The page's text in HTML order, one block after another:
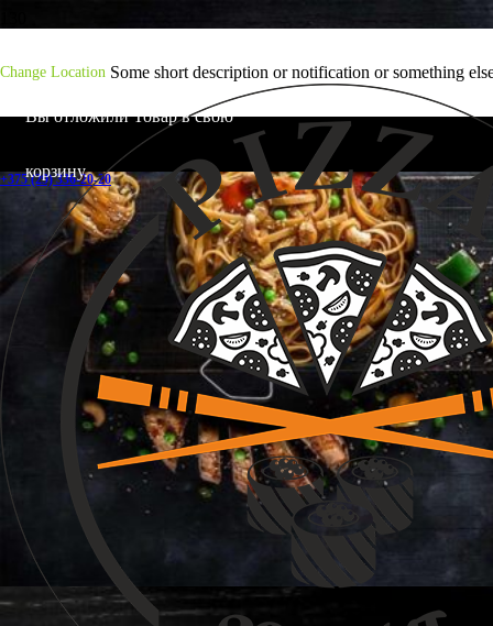
Change Location Some short description or notification or something
Вы отложилиТоварв свою
корзину.
+375 (29) 336-20-20